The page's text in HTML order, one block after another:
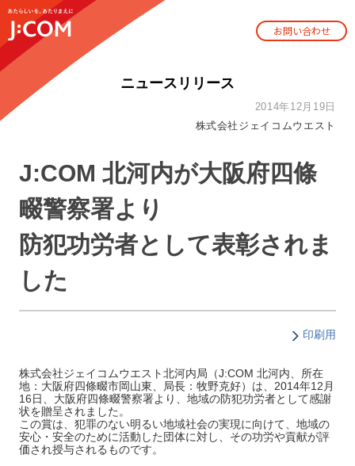
お問い合わせ
ニュースリリース
2014年12月19日
株式会社ジェイコムウエスト
J:COM 北河内が大阪府四條
畷警察署より
防犯功労者として表彰されま
した
印刷用
株式会社ジェイコムウエスト北河内局（J:COM 北河内、所在
地：大阪府四條畷市岡山東、局長：牧野克好）は、2014年12月
16日、大阪府四條畷警察署より、地域の防犯功労者として感謝
状を贈呈されました。
この賞は、犯罪のない明るい地域社会の実現に向けて、地域の
安心・安全のために活動した団体に対し、その功労や貢献が評
価され授与されるものです。